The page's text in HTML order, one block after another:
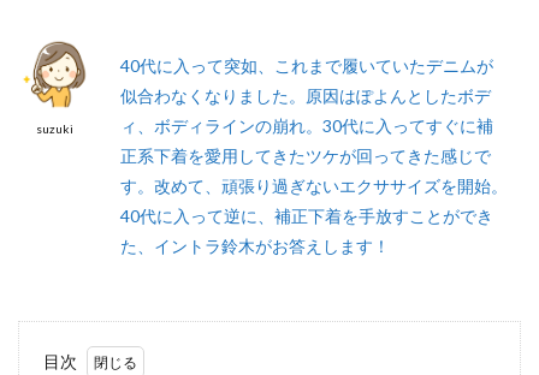
suzuki
40代に入って突如、これまで履いていたデニムが
似合わなくなりました。原因はぽよんとしたボデ
ィ、ボディラインの崩れ。30代に入ってすぐに補
正系下着を愛用してきたツケが回ってきた感じで
す。改めて、頑張り過ぎないエクササイズを開始。
40代に入って逆に、補正下着を手放すことができ
た、イントラ鈴木がお答えします！
目次